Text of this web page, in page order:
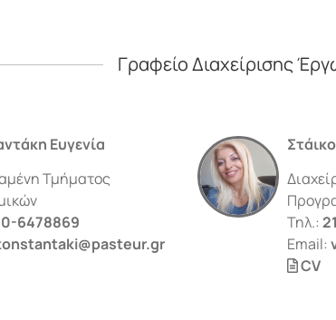
Γραφείο Διαχείρισης
Ευγενία
Τμήματος
6478869
Τηλ.:
Email:
CV